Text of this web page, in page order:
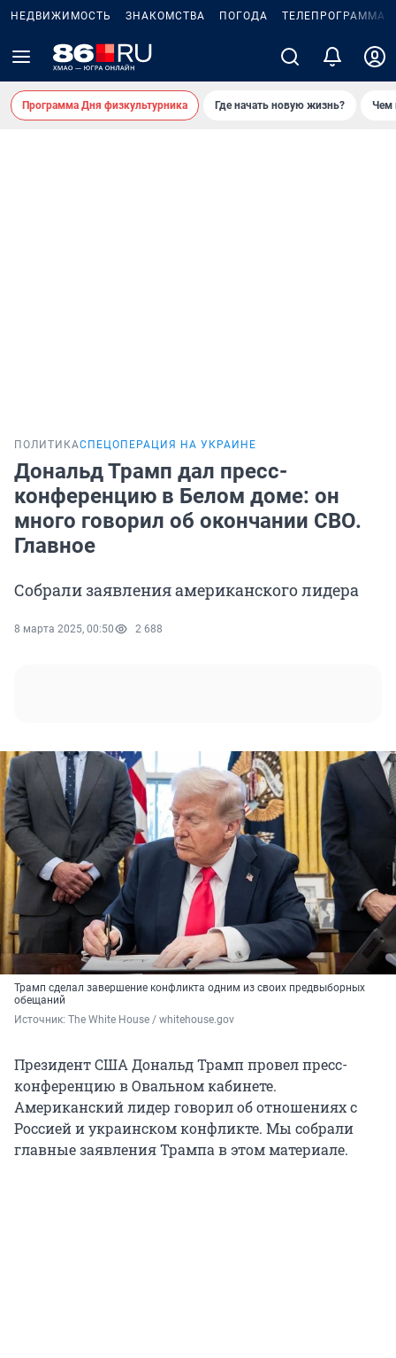
НЕДВИЖИМОСТЬ ЗНАКОМСТВА ПОГОДА ТЕЛЕПРОГРАММА
Программа Дня физкультурника Где начать новую жизнь? Чем
ПОЛИТИКАСПЕЦОПЕРАЦИЯ НА УКРАИНЕ
Дональд Трамп дал пресс-
конференцию в Белом доме: он
много говорил об окончании СВО.
Главное
Собрали заявления американского лидера
8 марта 2025, 00:50 2 688
Трамп сделал завершение конфликта одним из своих предвыборных
обещаний
Источник: The White House / whitehouse.gov
Президент США Дональд Трамп провел пресс-
конференцию в Овальном кабинете.
Американский лидер говорил об отношениях с
Россией и украинском конфликте. Мы собрали
главные заявления Трампа в этом материале.